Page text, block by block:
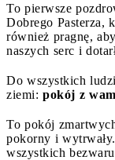
To pierwsze
Dobrego Pasterza,
również pragnę,
naszych serc i
Do wszystkich
ziemi: pokój z
To pokój
pokorny i
wszystkich